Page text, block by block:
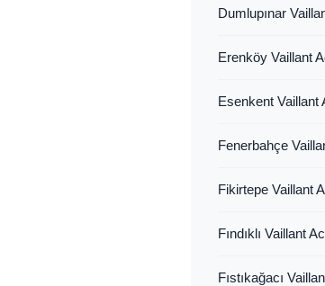
Dumlupınar
Erenköy Vaillant
Esenkent Vaillant
Fenerbahçe
Fikirtepe Vaillant
Fındıklı Vaillant
Fıstıkağacı